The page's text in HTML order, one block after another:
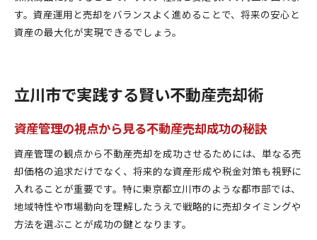
す。資産運用と売却をバランスよく進めることで、将来の安心と
資産の最大化が実現できるでしょう。
立川市で実践する賢い不動産売却術
資産管理の視点から見る不動産売却成功の秘訣
資産管理の観点から不動産売却を成功させるためには、単なる売
却価格の追求だけでなく、将来的な資産形成や税金対策も視野に
入れることが重要です。特に東京都立川市のような都市部では、
地域特性や市場動向を理解したうえで戦略的に売却タイミングや
方法を選ぶことが成功の鍵となります。